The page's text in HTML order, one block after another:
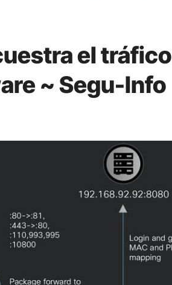
el tráfico
~ Segu-Info